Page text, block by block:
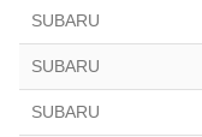
SUBARU
SUBARU
SUBARU